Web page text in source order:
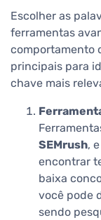
Escolher as
ferramentas
comportamento
principais para
chave mais
SEMrush, e
encontrar
baixa
você pode
sendo